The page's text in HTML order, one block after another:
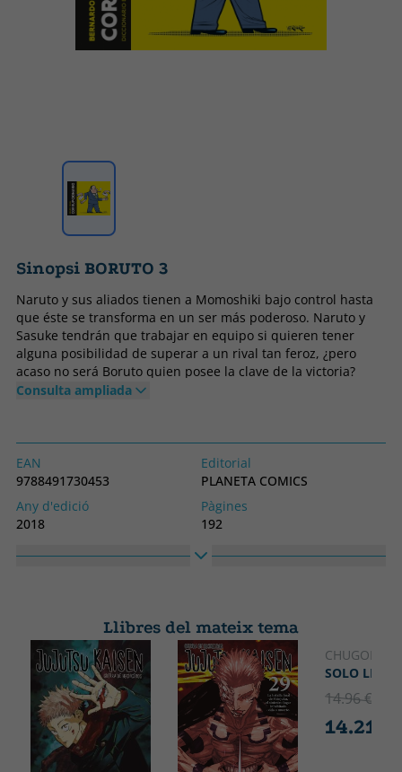
Sinopsi BORUTO 3
Naruto y sus aliados tienen a Momoshiki bajo control hasta
que éste se transforma en un ser más poderoso. Naruto y
Sasuke tendrán que trabajar en equipo si quieren tener
alguna posibilidad de superar a un rival tan feroz, ¿pero
acaso no será Boruto quien posee la clave de la victoria?
Consulta ampliada
EAN
9788491730453
Editorial
PLANETA COMICS
Any d'edició
2018
Pàgines
192
Idioma
177
Ample
111
Llibres del mateix tema
CHUGONG
SOLO
14.96 €
14.21 €